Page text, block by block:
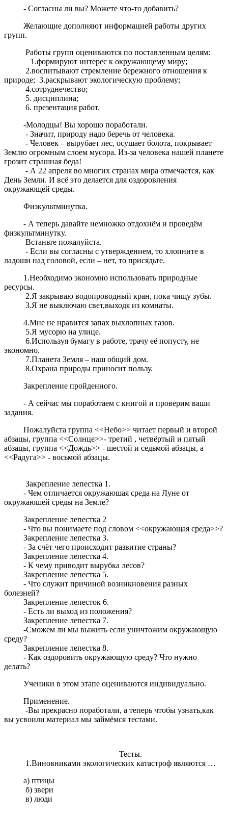
- Согласны ли вы? Можете что-то добавить?
Желающие дополняют информацией работы других
групп.
Работы групп оцениваются по поставленным целям:
1.формируют интерес к окружающему миру;
2.воспитывают стремление бережного отношения к
природе; 3.раскрывают экологическую проблему;
4.сотруднечество;
5. дисциплина;
6. презентация работ.
-Молодцы! Вы хорошо поработали.
- Значит, природу надо беречь от человека.
- Человек – вырубает лес, осушает болота, покрывает
Землю огромным слоем мусора. Из-за человека нашей планете
грозит страшная беда!
- А 22 апреля во многих странах мира отмечается, как
День Земли. И всё это делается для оздоровления
окружающей среды.
Физкультминутка.
- А теперь давайте немножко отдохнём и проведём
физкультминутку.
Встаньте пожалуйста.
- Если вы согласны с утверждением, то хлопните в
ладоши над головой, если – нет, то присядьте.
1.Необходимо экономно использовать природные
ресурсы.
2.Я закрываю водопроводный кран, пока чищу зубы.
3.Я не выключаю свет,выходя из комнаты.
4.Мне не нравится запах выхлопных газов.
5.Я мусорю на улице.
6.Используя бумагу в работе, трачу её попусту, не
экономно.
7.Планета Земля – наш общий дом.
8.Охрана природы приносит пользу.
Закрепление пройденного.
- А сейчас мы поработаем с книгой и проверим ваши
задания.
Пожалуйста группа <<Небо>> читает первый и второй
абзацы, группа <<Солнце>>- третий , четвёртый и пятый
абзацы, группа <<Дождь>> - шестой и седьмой абзацы, а
<<Радуга>> - восьмой абзацы.
Закрепление лепестка 1.
- Чем отличается окружаюшая среда на Луне от
окружаюшей среды на Земле?
Закрепление лепестка 2
- Что вы понимаете под словом <<окружающая среда>>?
Закрепление лепестка 3.
- За счёт чего происходит развитие страны?
Закрепление лепестка 4.
- К чему приводит вырубка лесов?
Закрепление лепестка 5.
- Что служит причиной возникновения разных
болезней?
Закрепление лепесток 6.
- Есть ли выход из положения?
Закрепление лепестка 7.
-Сможем ли мы выжить если уничтожим окружающую
среду?
Закрепление лепестка 8.
- Как оздоровить окружающую среду? Что нужно
делать?
Ученики в этом этапе оцениваются индивидуально.
Применение.
-Вы прекрасно поработали, а теперь чтобы узнать,как
вы усвоили материал мы займёмся тестами.
Тесты.
1.Виновниками экологических катастроф являются …
а) птицы
б) звери
в) люди